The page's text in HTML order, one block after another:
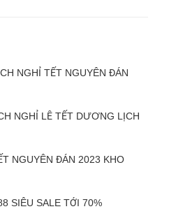
NGHỈ TẾT NGUYÊN ĐÁN
NGHỈ LỄ TẾT DƯƠNG LỊCH
NGUYÊN ĐÁN 2023 KHO
SIÊU SALE TỚI 70%